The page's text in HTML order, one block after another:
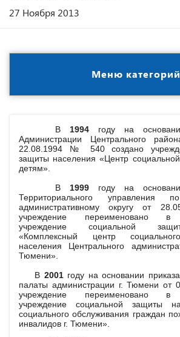
27 Ноября 2013
Меню категорий
В 1994 году на
Администрации Центрального
22.08.1994 № 540 создано
защиты населения «Центр
детям».
В 1999 году на
Территориального управления
административному округу от
учреждение переименовано в
учреждение социальной
«Комплексный центр
населения Центрального
Тюмени».
В 2001году на основании
палаты администрации г. Тюмени
учреждение переименовано в
учреждение социальной защиты
социального обслуживания граждан
инвалидов г. Тюмени».